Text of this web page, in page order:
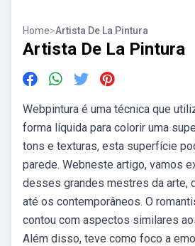
Home>Artista De La Pintura
Artista De La Pintura
Webpintura é uma técnica que
forma líquida para colorir uma
tons e texturas, esta superfície
parede. Webneste artigo, vamos
desses grandes mestres da arte,
até os contemporâneos. O
contou com aspectos similares
Além disso, teve como foco a